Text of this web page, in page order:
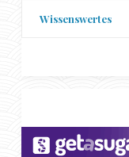
Wissenswertes